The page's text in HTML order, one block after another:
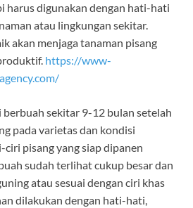
harus digunakan dengan hati-hati
atau lingkungan sekitar.
akan menjaga tanaman pisang
https://www-
berbuah sekitar 9-12 bulan setelah
pada varietas dan kondisi
pisang yang siap dipanen
sudah terlihat cukup besar dan
atau sesuai dengan ciri khas
dilakukan dengan hati-hati,